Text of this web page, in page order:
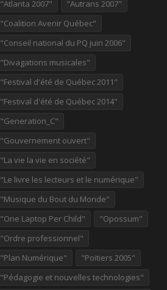
"Atlanta 2007"
"Autrans 2007"
"Coalition Avenir Québec"
"Conseil national du PQ juin 2006"
"Divagations musicales"
"Festival d'été de Québec 2011"
"Festival d'été de Québec 2014"
"Generation_C"
"Gouvernement ouvert"
"La vie la vie en société"
"Le livre les lecteurs et le numérique"
"Musique du Bout du Monde"
"One Laptop Per Child"
"Opossum"
"Ordre professionnel"
"Plan Numérique"
"Poitiers 2005"
"Pédagogie et nouvelles technologies"